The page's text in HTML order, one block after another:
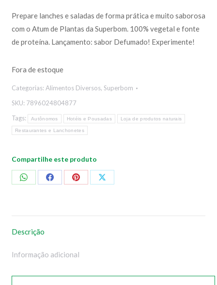
Prepare lanches e saladas de forma prática e muito saborosa
com o Atum de Plantas da Superbom. 100% vegetal e fonte
de proteína. Lançamento: sabor Defumado! Experimente!
Fora de estoque
Categorias: Alimentos Diversos, Superbom
SKU: 7896024804877
Tags:
Autônomos Hotéis e Pousadas Loja de produtos naturais
Restaurantes e Lanchonetes
Compartilhe este produto
CompartilharCompartilharCompartilharCompartilhar
Descrição
Informação adicional